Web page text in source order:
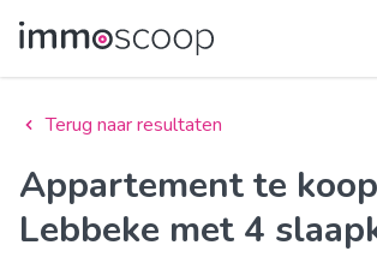
Terug naar resultaten
Appartement te koop in
Lebbeke met 4